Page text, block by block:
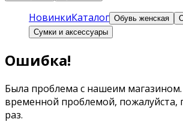
НовинкиКаталог Обувь женская
Сумки и аксессуары
Ошибка!
Была проблема с нашеим
временной проблемой, пожалуйста,
раз.